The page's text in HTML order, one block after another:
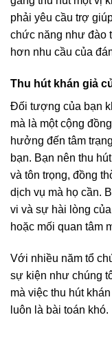
phải yêu cầu trợ
chức năng như đào
hơn nhu cầu của
Thu hút khán giả
Đối tượng của bạn
mà là một cộng
hưởng đến tâm
bạn. Bạn nên thu
và tôn trọng, đồng
dịch vụ mà họ cần.
vi và sự hài lòng
hoặc mối quan tâm
Với nhiều năm tổ
sự kiện như chúng
mà việc thu hút
luôn là bài toán khó.